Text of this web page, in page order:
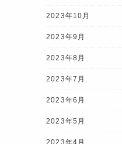
2023年10月
2023年9月
2023年8月
2023年7月
2023年6月
2023年5月
2023年4月